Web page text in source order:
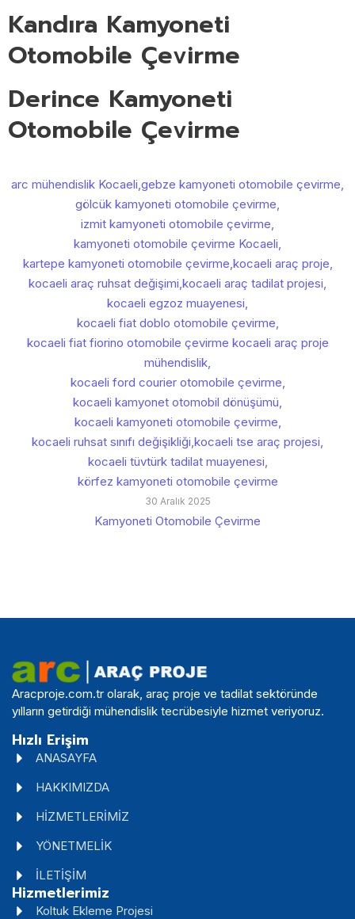
Kandıra Kamyoneti
Otomobile Çevirme
Derince Kamyoneti
Otomobile Çevirme
arc mühendislik Kocaeli gebze kamyoneti otomobile çevirme
gölcük kamyoneti otomobile çevirme
izmit kamyoneti otomobile çevirme
kamyoneti otomobile çevirme Kocaeli
kartepe kamyoneti otomobile çevirme kocaeli araç proje
kocaeli araç ruhsat değişimi kocaeli araç tadilat projesi
kocaeli egzoz muayenesi
kocaeli fiat doblo otomobile çevirme
kocaeli fiat fiorino otomobile çevirme kocaeli araç proje
mühendislik
kocaeli ford courier otomobile çevirme
kocaeli kamyonet otomobil dönüşümü
kocaeli kamyoneti otomobile çevirme
kocaeli ruhsat sınıfı değişikliği kocaeli tse araç projesi
kocaeli tüvtürk tadilat muayenesi
körfez kamyoneti otomobile çevirme
30 Aralık 2025
Kamyoneti Otomobile Çevirme
Aracproje.com.tr olarak, araç proje ve tadilat sektöründe
yılların getirdiği mühendislik tecrübesiyle hizmet veriyoruz.
Hızlı Erişim
ANASAYFA
HAKKIMIZDA
HİZMETLERİMİZ
YÖNETMELİK
İLETİŞİM
Hizmetlerimiz
Koltuk Ekleme Projesi